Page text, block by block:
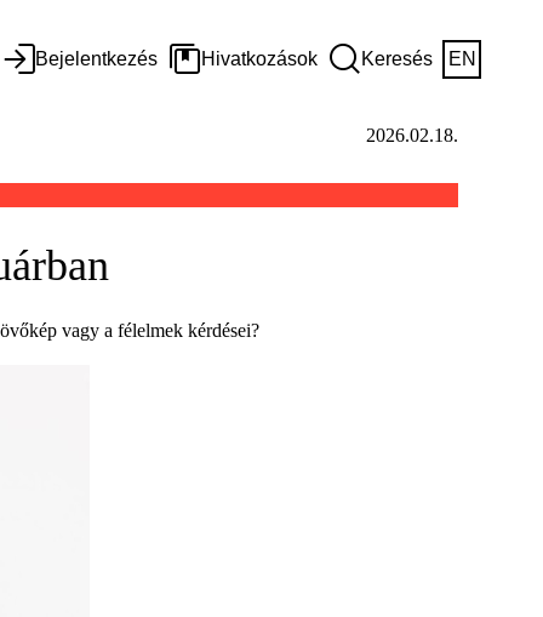
Bejelentkezés Hivatkozások Keresés EN
2026.02.18.
vagy a félelmek kérdései?